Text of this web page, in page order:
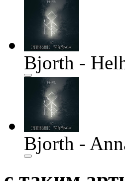
Bjorth -
Bjorth -